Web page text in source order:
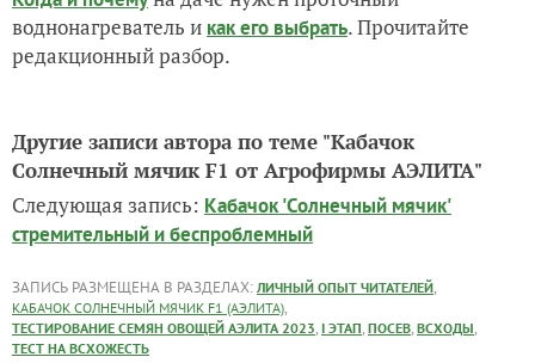
воднонагреватель и как его выбрать. Прочитайте
редакционный разбор.
Другие записи автора по теме "Кабачок
Солнечный мячик F1 от Агрофирмы АЭЛИТА"
Следующая запись: Кабачок 'Солнечный мячик'
стремительный и беспроблемный
ЗАПИСЬ РАЗМЕЩЕНА В РАЗДЕЛАХ: ЛИЧНЫЙ ОПЫТ ЧИТАТЕЛЕЙ,
КАБАЧОК СОЛНЕЧНЫЙ МЯЧИК F1 (АЭЛИТА),
ТЕСТИРОВАНИЕ СЕМЯН ОВОЩЕЙ АЭЛИТА 2023, I ЭТАП, ПОСЕВ, ВСХОДЫ,
ТЕСТ НА ВСХОЖЕСТЬ